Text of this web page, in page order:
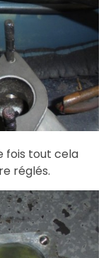
fois tout cela
réglés.